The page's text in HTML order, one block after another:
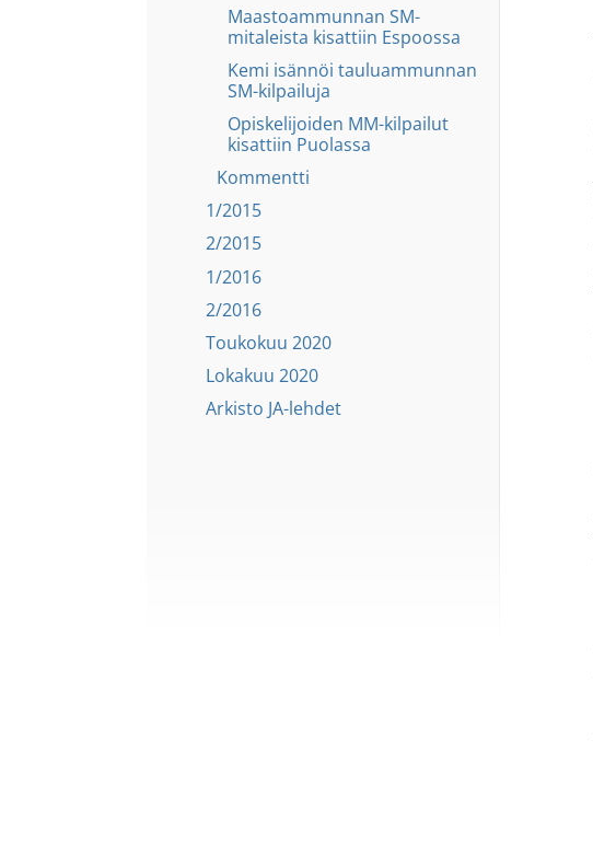
Maastoammunnan SM-
mitaleista kisattiin Espoossa
Kemi isännöi tauluammunnan
SM-kilpailuja
Opiskelijoiden MM-kilpailut
kisattiin Puolassa
Kommentti
1/2015
2/2015
1/2016
2/2016
Toukokuu 2020
Lokakuu 2020
Arkisto JA-lehdet